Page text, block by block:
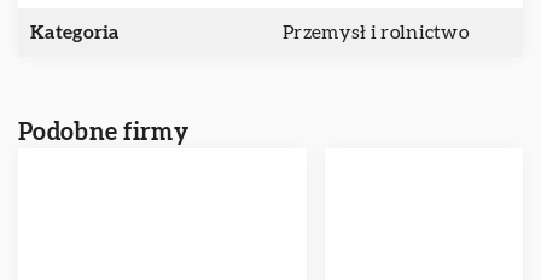
Kategoria Przemysł i rolnictwo
Podobne firmy